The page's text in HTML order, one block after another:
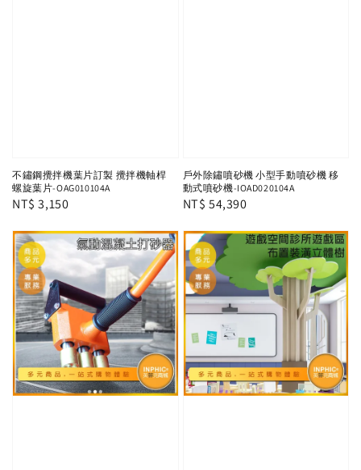
不鏽鋼攪拌機葉片訂製 攪拌機軸桿
螺旋葉片-OAG010104A
Regular
NT$ 3,150
戶外除鏽噴砂機 小型手動噴砂機 移
動式噴砂機-IOAD020104A
Regular
NT$ 54,390